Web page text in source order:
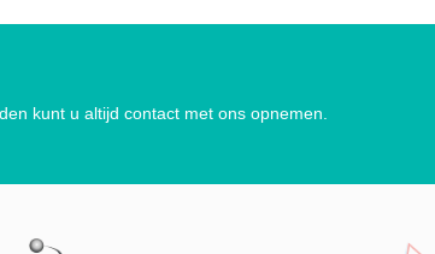
kunt u altijd contact met ons opnemen.